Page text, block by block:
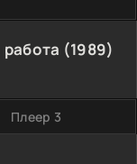
(1989)
Плеер 3